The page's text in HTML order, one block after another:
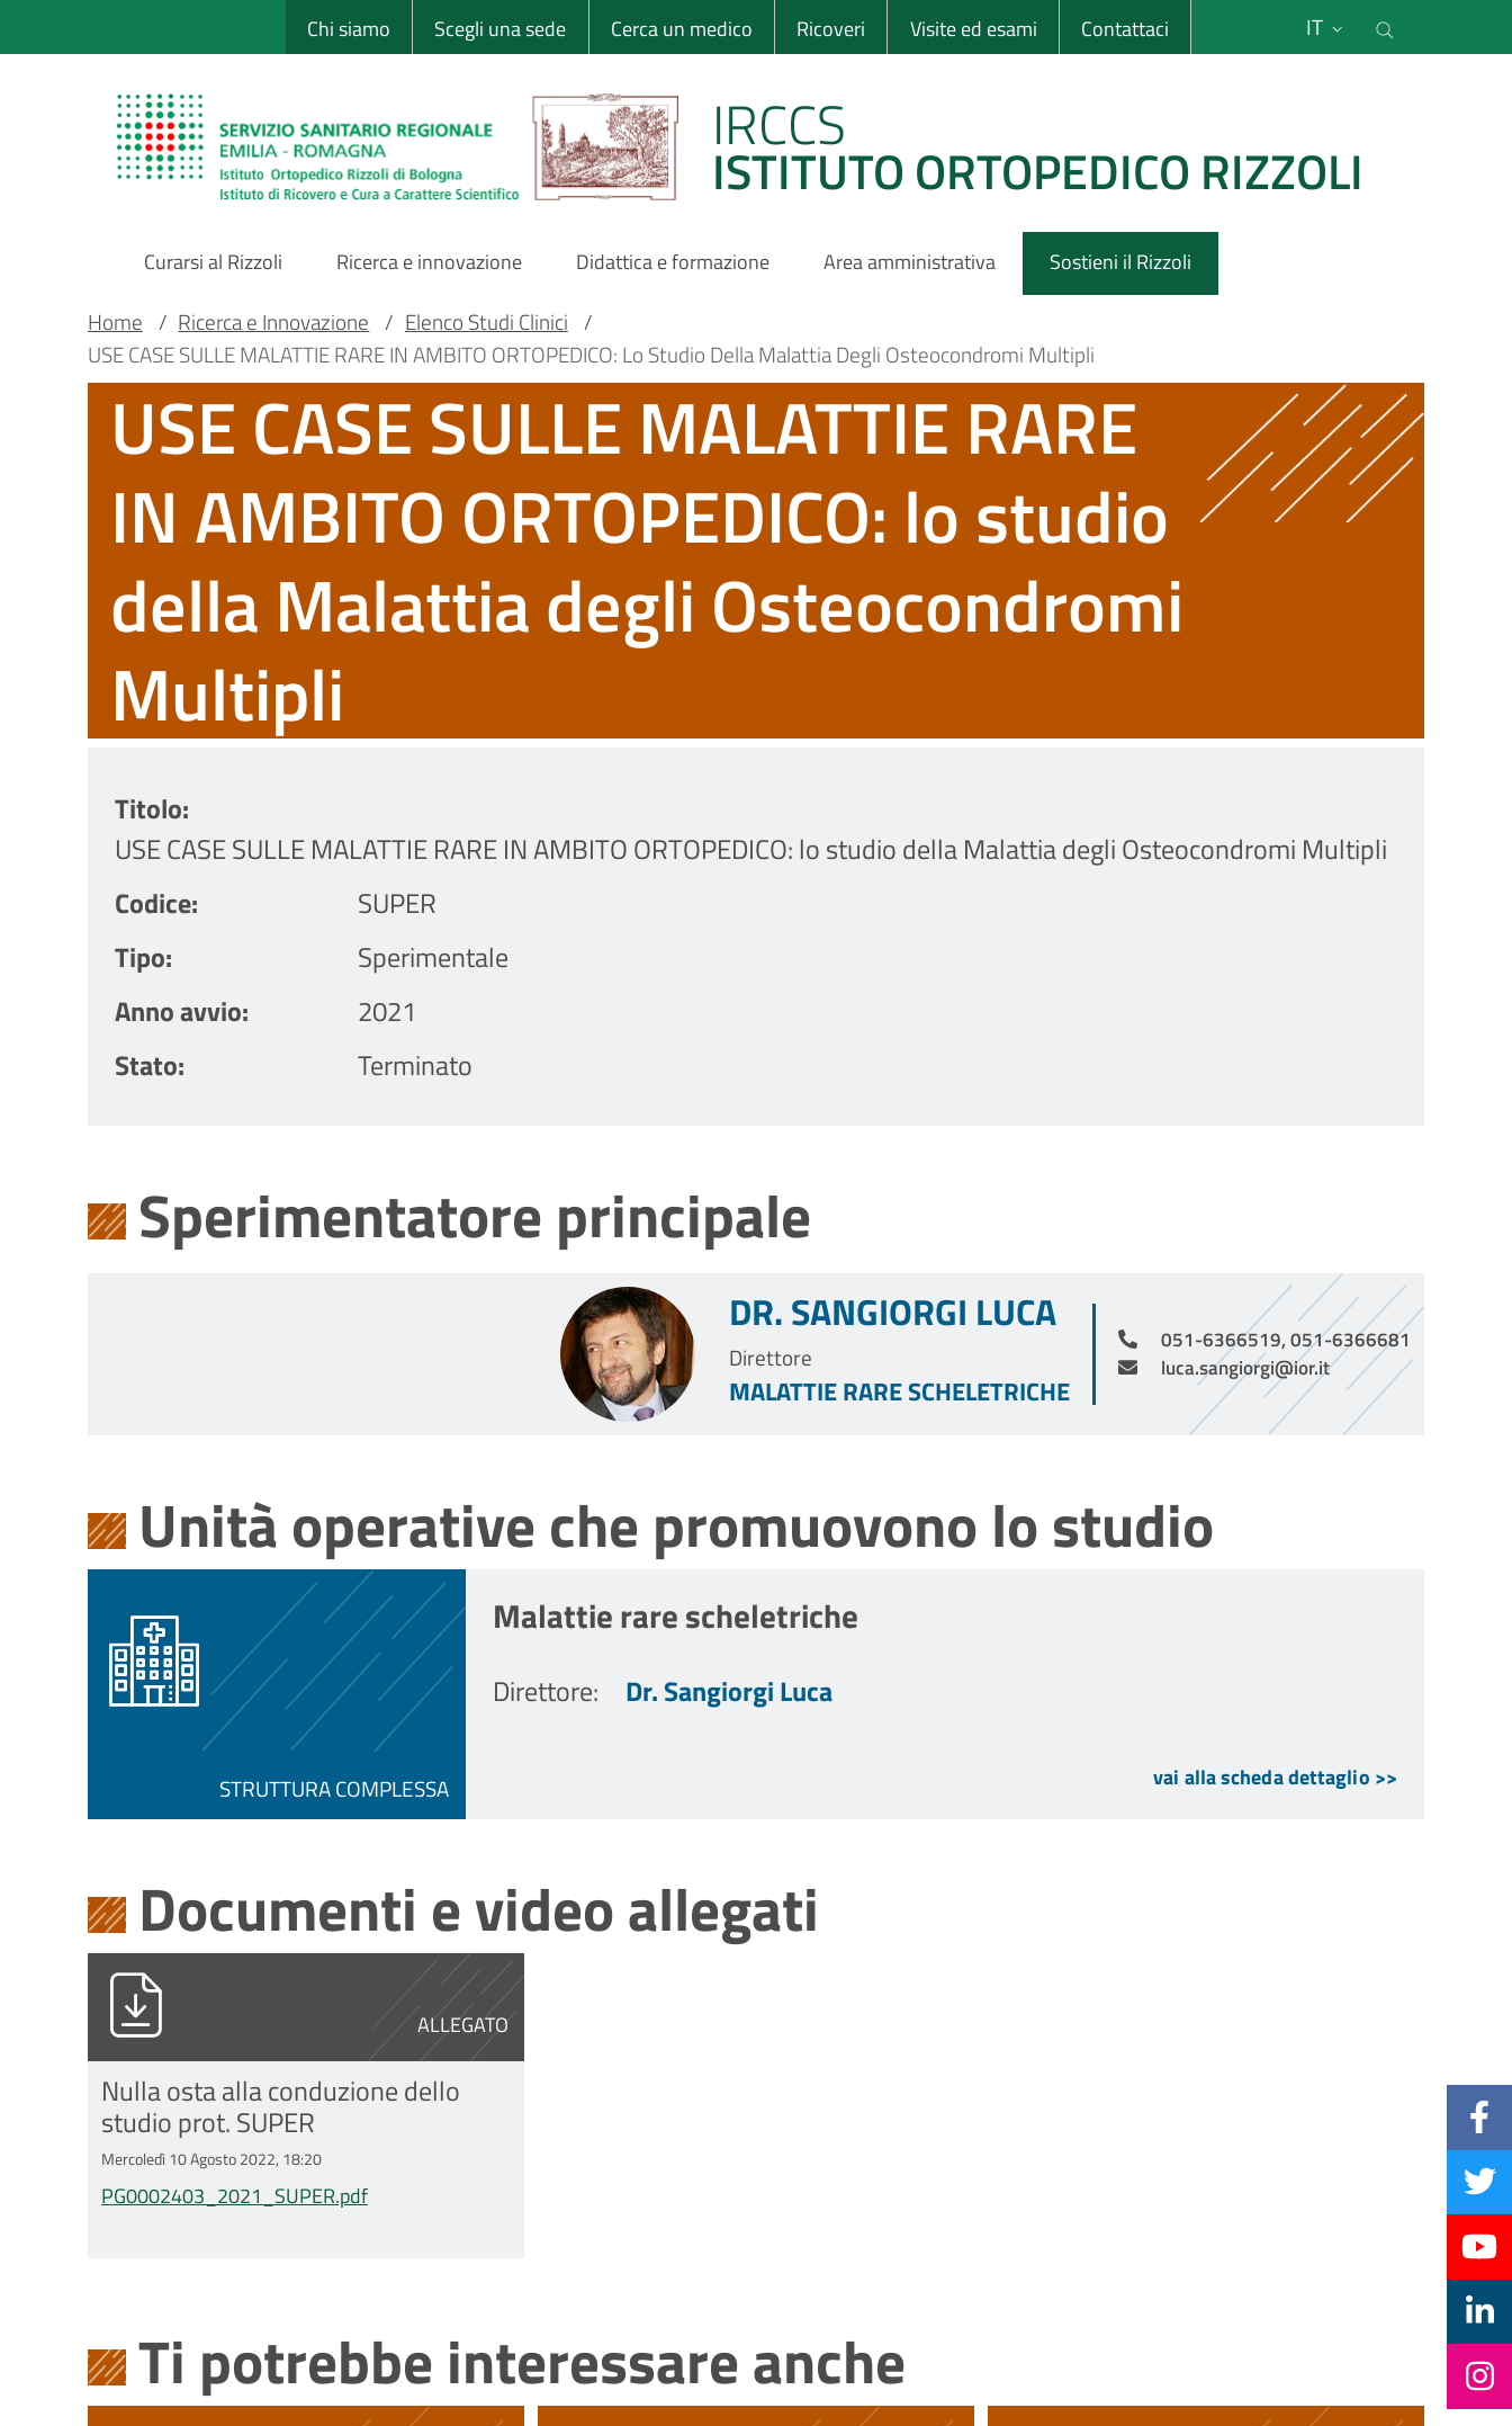
al
Sito Web Istituto Ortopedico Rizzoli
Chi siamo Scegli una sede Cerca un medico Ricoveri Visite ed esami Contattaci IT
IRCCS
ISTITUTO ORTOPEDICO RIZZOLI
Main
Navigation
Curarsi al Rizzoli Ricerca e innovazione Didattica e formazione Area amministrativa Sostieni il Rizzoli
Main container
Briciole
pane
Home / Ricerca e Innovazione / Elenco Studi Clinici /
USE CASE SULLE MALATTIE RARE IN AMBITO ORTOPEDICO: Lo Studio Della Malattia Degli Osteocondromi Multipli
USE CASE SULLE MALATTIE RARE
IN AMBITO ORTOPEDICO: lo studio
della Malattia degli Osteocondromi
Multipli
Titolo
USE CASE SULLE MALATTIE RARE IN AMBITO ORTOPEDICO: lo studio della Malattia degli Osteocondromi Multipli
Codice
SUPER
Tipo
Sperimentale
Anno avvio
2021
Stato
Terminato
Sperimentatore principale
051-6366519, 051-6366681
luca.sangiorgi@ior.it
DR. SANGIORGI LUCA
Direttore
MALATTIE RARE SCHELETRICHE
Unità operative che promuovono lo studio
STRUTTURA COMPLESSA
Malattie rare scheletriche
Direttore: Dr. Sangiorgi Luca
vai alla scheda dettaglio >>
Documenti e video allegati
ALLEGATO
PG0002403_2021_SUPER.pdf
Nulla osta alla conduzione dello
studio prot. SUPER
Mercoledì 10 Agosto 2022, 18:20
PG0002403_2021_SUPER.pdf
Ti potrebbe interessare anche